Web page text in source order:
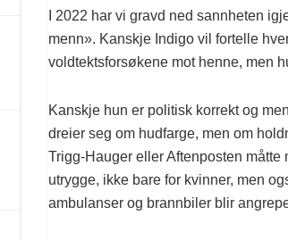
I 2022 har vi gravd ned sannheten
menn». Kanskje Indigo vil fortelle
voldtektsforsøkene mot henne, men
Kanskje hun er politisk korrekt og
dreier seg om hudfarge, men om
Trigg-Hauger eller Aftenposten
utrygge, ikke bare for kvinner, men
ambulanser og brannbiler blir